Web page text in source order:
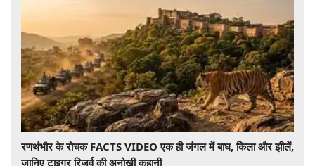
रणथंभौर के रोचक FACTS VIDEO एक ही जंगल में बाघ, किला और झीलें,
जानिए टाइगर रिजर्व की अनोखी कहानी